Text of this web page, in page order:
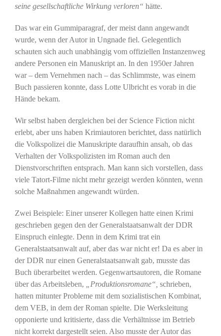
seine gesellschaftliche Wirkung verloren“ hätte.
Das war ein Gummiparagraf, der meist dann angewandt
wurde, wenn der Autor in Ungnade fiel. Gelegentlich
schauten sich auch unabhängig vom offiziellen Instanzenweg
andere Personen ein Manuskript an. In den 1950er Jahren
war – dem Vernehmen nach – das Schlimmste, was einem
Buch passieren konnte, dass Lotte Ulbricht es vorab in die
Hände bekam.
Wir selbst haben dergleichen bei der Science Fiction nicht
erlebt, aber uns haben Krimiautoren berichtet, dass natürlich
die Volkspolizei die Manuskripte daraufhin ansah, ob das
Verhalten der Volkspolizisten im Roman auch den
Dienstvorschriften entsprach. Man kann sich vorstellen, dass
viele Tatort-Filme nicht mehr gezeigt werden könnten, wenn
solche Maßnahmen angewandt würden.
Zwei Beispiele: Einer unserer Kollegen hatte einen Krimi
geschrieben gegen den der Generalstaatsanwalt der DDR
Einspruch einlegte. Denn in dem Krimi trat ein
Generalstaatsanwalt auf, aber das war nicht er! Da es aber in
der DDR nur einen Generalstaatsanwalt gab, musste das
Buch überarbeitet werden. Gegenwartsautoren, die Romane
über das Arbeitsleben,
„Produktionsromane“, schrieben,
hatten mitunter Probleme mit dem sozialistischen Kombinat,
dem VEB, in dem der Roman spielte. Die Werksleitung
opponierte und kritisierte, dass die Verhältnisse im Betrieb
nicht korrekt dargestellt seien. Also musste der Autor das